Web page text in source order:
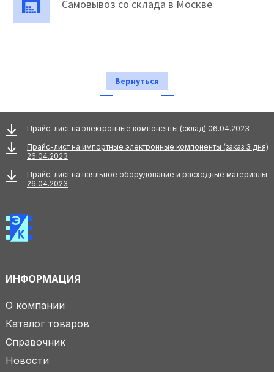
Самовывоз со склада в Москве
Вернуться
Прайс-лист на электронные компоненты (склад) 06.04.2023
Прайс-лист на импортные электронные компоненты (заказ 3 дня)
26.04.2023
Прайс-лист на паяльное оборудование и расходные материалы
26.04.2023
ИНФОРМАЦИЯ
О компании
Каталог товаров
Справочник
Новости